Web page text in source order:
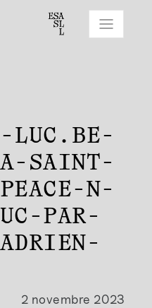
LUC.BE-
SAINT-
N-
PAR-
2 novembre 2023